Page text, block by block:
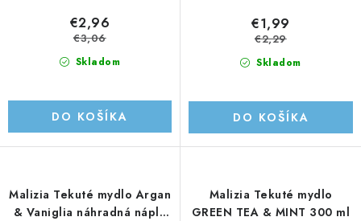
Skladom
€2,96
€3,06
DO KOŠÍKA
Skladom
€1,99
€2,29
DO KOŠÍKA
Malizia Tekuté mydlo Argan
& Vaniglia náhradná náplň
Malizia Tekuté mydlo
GREEN TEA & MINT 300 ml